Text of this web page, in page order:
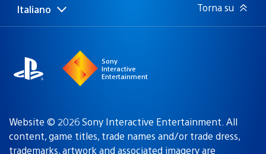
Seleziona
Regione
Italiano Torna su
Sony
Interactive
Entertainment
Website © 2026 Sony Interactive Entertainment. All
content, game titles, trade names and/or trade dress,
trademarks, artwork and associated imagery are